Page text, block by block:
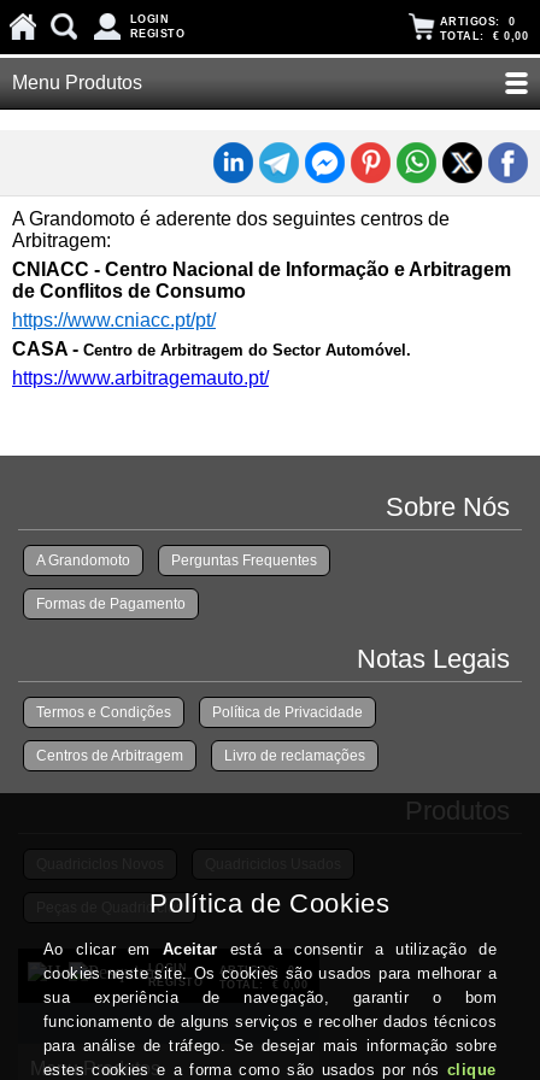
LOGIN
REGISTO
ARTIGOS: 0
TOTAL: € 0,00
Menu Produtos
A Grandomoto é aderente dos seguintes centros de
Arbitragem:
CNIACC - Centro Nacional de Informação e Arbitragem
de Conflitos de Consumo
https://www.cniacc.pt/pt/
CASA - Centro de Arbitragem do Sector Automóvel.
https://www.arbitragemauto.pt/
Sobre Nós
A Grandomoto Perguntas Frequentes
Formas de Pagamento
Notas Legais
Termos e Condições Política de Privacidade
Centros de Arbitragem Livro de reclamações
Produtos
Peças de Quadriciclos